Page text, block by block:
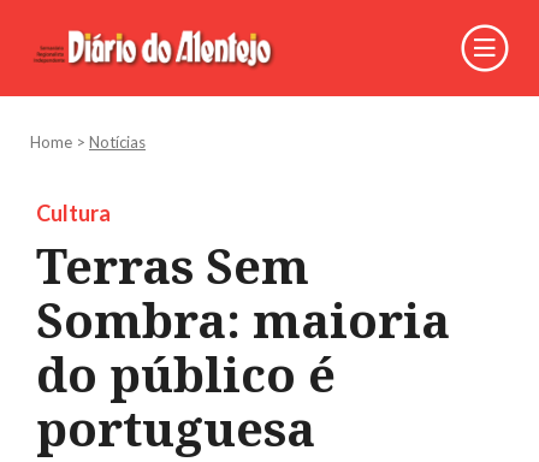
Home > Notícias
Cultura
Terras Sem
Sombra: maioria
do público é
portuguesa